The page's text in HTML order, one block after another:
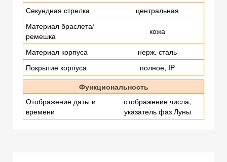
Секундная стрелка
центральная
Материал браслета/
ремешка
кожа
Материал корпуса
нерж. сталь
Покрытие корпуса
полное, IP
Функциональность
Отображение даты и
времени
отображение числа,
указатель фаз Луны